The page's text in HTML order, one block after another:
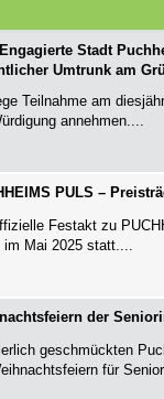
Stadt
Umtrunk am
Teilnahme am
annehmen....
PULS –
Festakt zu
im Mai 2025 statt....
der
geschmückten
für